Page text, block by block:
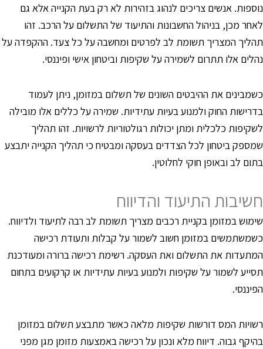
אנשים צריכים לנהוג בזהירות לא רק בעת הקנייה אלא גם
מכן, בניהול החשבונות והתיעוד של התשלום על הרכב. זהו
המצריך תשומת לב לפרטים ומחשבה על כל צעד. ההקפדה על
אלו תתרום לשמירה על שקיפות וביטחון אישי ופיננסי.
את ההיבטים השונים של תשלום במזומן, ניתן לעמוד
החוק ולמנוע בעיות עתידיות. שמירה על כללים אלו מובילה
כלכלית ומתן יכולות רגולטוריות לרשויות. זהו תהליך
ביטחון לכל הצדדים בעסקה ומבטיח כי תהליך הקנייה יתבצע
לב ובאופן חוקי לחלוטין.
התיעוד והדיווח
במזומן בקניית רכבים מצריך תשומת לב רבה לתיעוד ולדיווח.
במזומן חשוב לשמור על קבלות ותעודת רכישה
את התשלום ואת העסקה. רשימת רכישה ברורה ומעודכנת
לשמור על שקיפות ולמנוע בעיות עתידיות או קרקועים בתחום
המס דורשות שקיפות מלאה כאשר מתבצע תשלום במזומן
גבוה. דיווח מלא ונכון על רכישה באמצעות מזומן מגן מפני